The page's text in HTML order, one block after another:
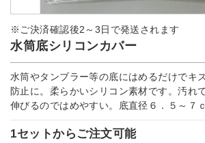
※ご決済確認後2～3日で発送されます
水筒底シリコンカバー
水筒やタンブラー等の底にはめるだけでキ
防止に。柔らかいシリコン素材です。汚れ
伸びるのではめやすい。底直径６．５～７
1セットからご注文可能